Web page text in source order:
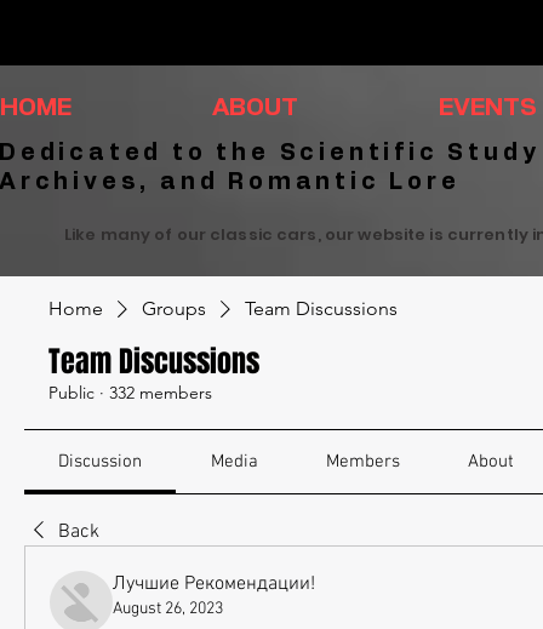
HOME ABOUT EVENTS
Dedicated to the Scientific
Archives, and Romantic Lore
Like many of our classic cars, our website is
Home Groups Team Discussions
Team Discussions
Public · 332 members
Discussion Media Members About
Back
Лучшие Рекомендации!
August 26, 2023